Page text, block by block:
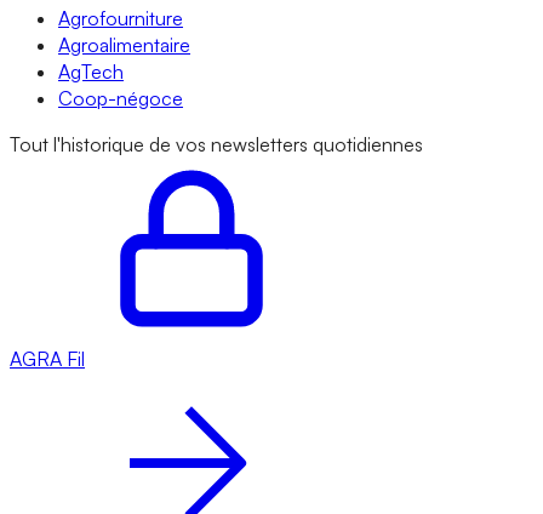
Agrofourniture
Agroalimentaire
AgTech
Coop-négoce
Tout l'historique de vos newsletters quotidiennes
AGRA Fil